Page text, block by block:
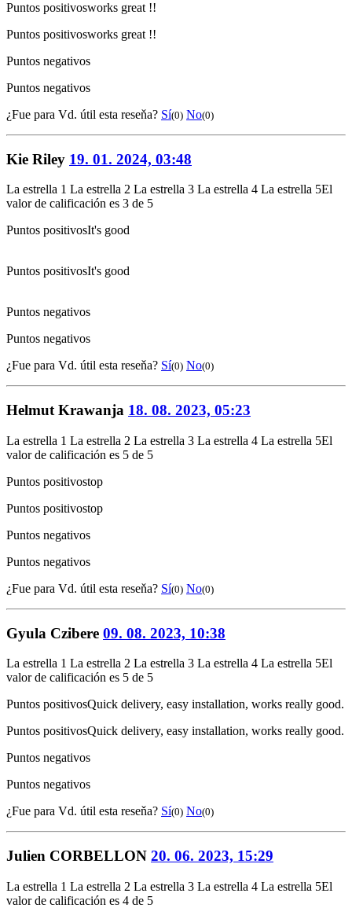
Puntos positivosworks great !!
Puntos positivosworks great !!
Puntos negativos
Puntos negativos
¿Fue para Vd. útil esta reseňa? Sí(0) No(0)
Kie Riley 19. 01. 2024, 03:48
La estrella 1 La estrella 2 La estrella 3 La estrella 4 La estrella 5El
valor de calificación es 3 de 5
Puntos positivosIt's good
Puntos positivosIt's good
Puntos negativos
Puntos negativos
¿Fue para Vd. útil esta reseňa? Sí(0) No(0)
Helmut Krawanja 18. 08. 2023, 05:23
La estrella 1 La estrella 2 La estrella 3 La estrella 4 La estrella 5El
valor de calificación es 5 de 5
Puntos positivostop
Puntos positivostop
Puntos negativos
Puntos negativos
¿Fue para Vd. útil esta reseňa? Sí(0) No(0)
Gyula Czibere 09. 08. 2023, 10:38
La estrella 1 La estrella 2 La estrella 3 La estrella 4 La estrella 5El
valor de calificación es 5 de 5
Puntos positivosQuick delivery, easy installation, works really good.
Puntos positivosQuick delivery, easy installation, works really good.
Puntos negativos
Puntos negativos
¿Fue para Vd. útil esta reseňa? Sí(0) No(0)
Julien CORBELLON 20. 06. 2023, 15:29
La estrella 1 La estrella 2 La estrella 3 La estrella 4 La estrella 5El
valor de calificación es 4 de 5